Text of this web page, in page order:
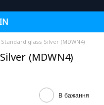
Standard glass Silver (MDWN4)
(MDWN4)
В бажання